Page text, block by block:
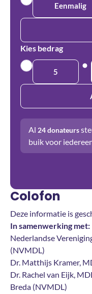
Eenmalig
Kies bedrag
5
Al 24donateurs
buik voor
Colofon
Deze informatie is
In samenwerking met:
Nederlandse
(NVMDL)
Dr. Matthijs Kramer,
Dr. Rachel van Eijk,
Breda (NVMDL)